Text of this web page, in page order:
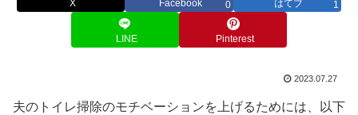
X Facebook 0 はてブ 1
LINE Pinterest
2023.07.27
夫のトイレ掃除のモチベーションを上げるためには、以下